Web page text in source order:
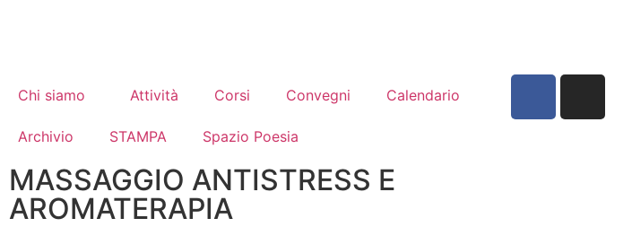
Chi siamo Attività Corsi Convegni Calendario
Archivio STAMPA Spazio Poesia
MASSAGGIO ANTISTRESS E
AROMATERAPIA